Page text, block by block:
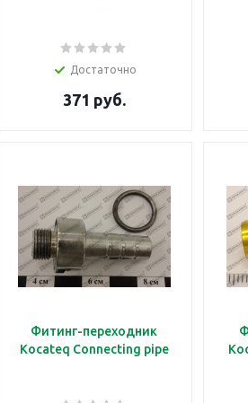
Достаточно
371 руб.
Фитинг-переходник
Kocateq Connecting pipe